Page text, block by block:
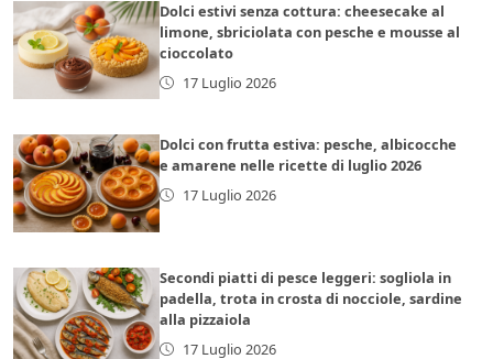
Dolci estivi senza cottura: cheesecake al
limone, sbriciolata con pesche e mousse al
cioccolato
17 Luglio 2026
Dolci con frutta estiva: pesche, albicocche
e amarene nelle ricette di luglio 2026
17 Luglio 2026
Secondi piatti di pesce leggeri: sogliola in
padella, trota in crosta di nocciole, sardine
alla pizzaiola
17 Luglio 2026